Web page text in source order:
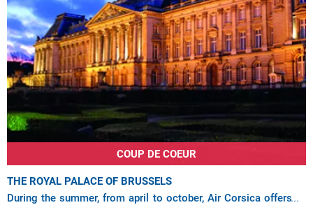
COUP DE COEUR
THE ROYAL PALACE OF BRUSSELS
During the summer, from april to october, Air Corsica offers